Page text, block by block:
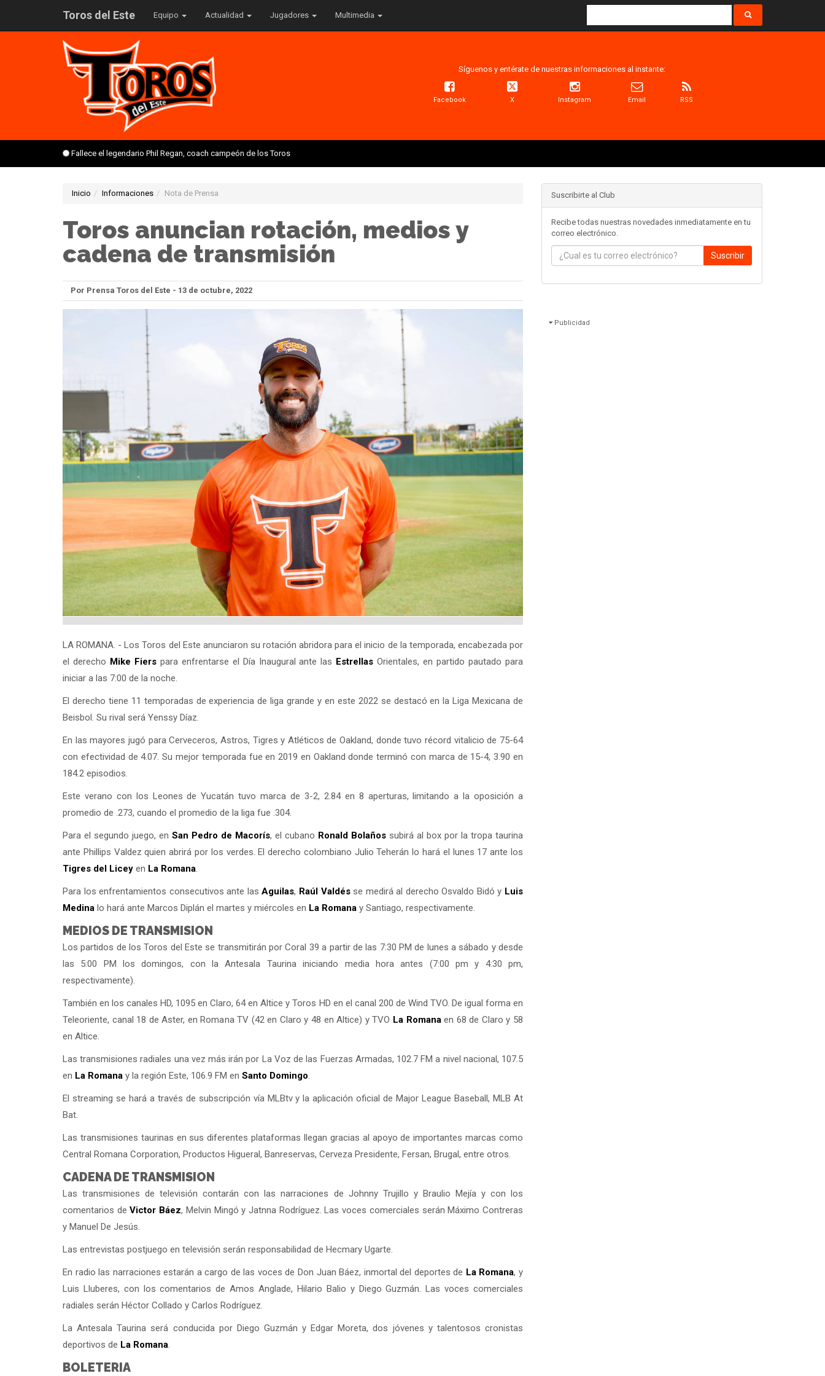
Toros del Este Equipo Actualidad Jugadores Multimedia
Síguenos y entérate de nuestras informaciones al instante:
Facebook X Instagram Email RSS
Fallece el legendario Phil Regan, coach campeón de los Toros
Inicio Informaciones Nota de Prensa
Toros anuncian rotación, medios y
cadena de transmisión
Por Prensa Toros del Este - 13 de octubre, 2022
LA ROMANA. - Los Toros del Este anunciaron su rotación abridora para el inicio de la temporada, encabezada por
el derecho Mike Fierspara enfrentarse el Día Inaugural ante las Estrellas Orientales, en partido pautado para
iniciar a las 7:00 de la noche.
El derecho tiene 11 temporadas de experiencia de liga grande y en este 2022 se destacó en la Liga Mexicana de
Beisbol. Su rival será Yenssy Díaz.
En las mayores jugó para Cerveceros, Astros, Tigres y Atléticos de Oakland, donde tuvo récord vitalicio de 75-64
con efectividad de 4.07. Su mejor temporada fue en 2019 en Oakland donde terminó con marca de 15-4, 3.90 en
184.2 episodios.
Este verano con los Leones de Yucatán tuvo marca de 3-2, 2.84 en 8 aperturas, limitando a la oposición a
promedio de .273, cuando el promedio de la liga fue .304.
Para el segundo juego, en San Pedro de Macorís, el cubano Ronald Bolaños subirá al box por la tropa taurina
ante Phillips Valdez quien abrirá por los verdes. El derecho colombiano Julio Teherán lo hará el lunes 17 ante los
Tigres del Licey en La Romana.
Para los enfrentamientos consecutivos ante lasAguilas, Raúl Valdésse medirá al derecho Osvaldo Bidó y Luis
Medina lo hará ante Marcos Diplán el martes y miércoles en La Romana y Santiago, respectivamente.
MEDIOS DE TRANSMISION
Los partidos de los Toros del Este se transmitirán por Coral 39 a partir de las 7:30 PM de lunes a sábado y desde
las 5:00 PM los domingos, con la Antesala Taurina iniciando media hora antes (7:00 pm y 4:30 pm,
respectivamente).
También en los canales HD, 1095 en Claro, 64 en Altice y Toros HD en el canal 200 de Wind TVO. De igual forma en
Teleoriente, canal 18 de Aster, en Romana TV (42 en Claro y 48 en Altice) y TVO La Romanaen 68 de Claro y 58
en Altice.
Las transmisiones radiales una vez más irán por La Voz de las Fuerzas Armadas, 102.7 FM a nivel nacional, 107.5
en La Romana y la región Este, 106.9 FM en Santo Domingo.
El streaming se hará a través de subscripción vía MLBtv y la aplicación oficial de Major League Baseball, MLB At
Bat.
Las transmisiones taurinas en sus diferentes plataformas llegan gracias al apoyo de importantes marcas como
Central Romana Corporation, Productos Higueral, Banreservas, Cerveza Presidente, Fersan, Brugal, entre otros.
CADENA DE TRANSMISION
Las transmisiones de televisión contarán con las narraciones de Johnny Trujillo y Braulio Mejía y con los
comentarios deVictor Báez, Melvin Mingó y Jatnna Rodríguez. Las voces comerciales serán Máximo Contreras
y Manuel De Jesús.
Las entrevistas postjuego en televisión serán responsabilidad de Hecmary Ugarte.
En radio las narraciones estarán a cargo de las voces de Don Juan Báez, inmortal del deportes de La Romana, y
Luis Lluberes, con los comentarios de Amos Anglade, Hilario Balio y Diego Guzmán. Las voces comerciales
radiales serán Héctor Collado y Carlos Rodríguez.
La Antesala Taurina será conducida por Diego Guzmán y Edgar Moreta, dos jóvenes y talentosos cronistas
deportivos de La Romana.
BOLETERIA
Suscribirte al Club
Recibe todas nuestras novedades inmediatamente en tu
correo electrónico.
Suscribir
Publicidad